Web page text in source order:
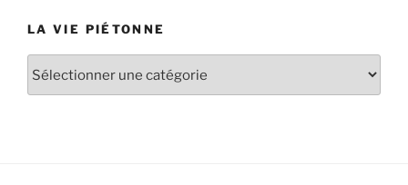
LA VIE PIÉTONNE